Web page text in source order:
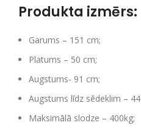
Produkta izmērs:
Garums – 151 cm;
Platums – 50 cm;
Augstums- 91 cm;
Augstums līdz sēdeklim –
Maksimālā slodze – 400kg;